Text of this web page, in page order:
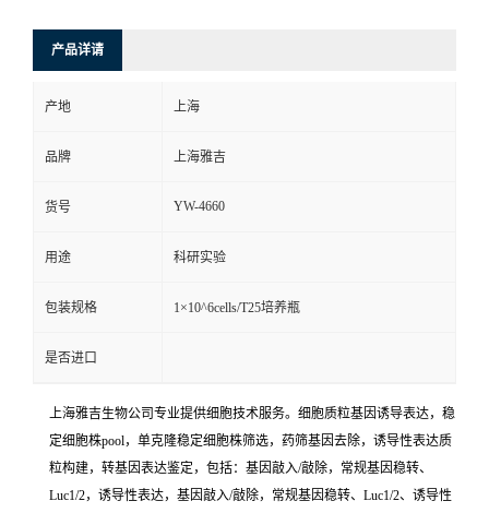
产品详请
产地 上海
品牌 上海雅吉
货号 YW-4660
用途 科研实验
包装规格 1×10^6cells/T25培养瓶
是否进口
上海雅吉生物公司专业提供细胞技术服务。细胞质粒基因诱导表达，稳
定细胞株pool，单克隆稳定细胞株筛选，药筛基因去除，诱导性表达质
粒构建，转基因表达鉴定，包括：基因敲入/敲除，常规基因稳转、
Luc1/2，诱导性表达，基因敲入/敲除，常规基因稳转、Luc1/2、诱导性